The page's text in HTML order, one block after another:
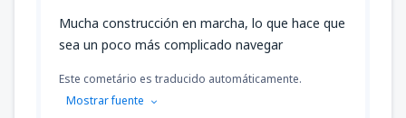
Mucha construcción en marcha, lo que hace que
sea un poco más complicado navegar
Este cometário es traducido automáticamente.
Mostrar fuente